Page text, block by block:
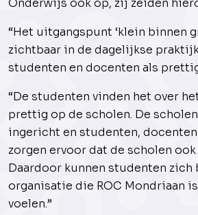
“Het uitgangspunt ‘klein binnen
zichtbaar in de dagelijkse
studenten en docenten als
“De studenten vinden het over
prettig op de scholen. De
ingericht en studenten,
zorgen ervoor dat de scholen
Daardoor kunnen studenten zich
organisatie die ROC Mondriaan
voelen.”